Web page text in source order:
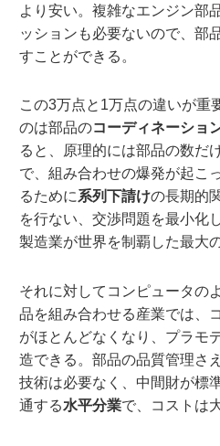
より安い。複雑なエンジン部
ッションも必要ないので、部
すことができる。
この3万点と1万点の違いが重
のは部品のコーディネーショ
ると、原理的には部品の数だ
で、組み合わせの爆発が起こ
るために系列下請けの長期的
を行ない、交渉問題を最小化
製造業が世界を制覇した最大
それに対してコンピュータの
品を組み合わせる産業では、
がほとんどなくなり、プラモ
造できる。部品の品質管理さ
技術は必要なく、中間財が標
通する水平分業で、コストは